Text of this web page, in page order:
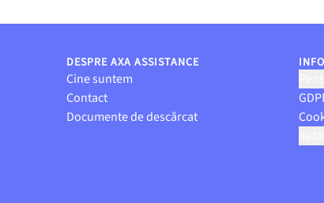
DESPRE AXA ASSISTANCE
Cine suntem
Contact
Documente de descărcat